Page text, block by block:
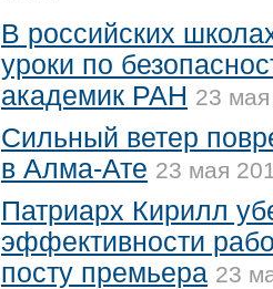
В российских
уроки по
академик РАН 23
Сильный ветер
в Алма-Ате 23 мая
Патриарх Кирилл
эффективности
посту премьера 23